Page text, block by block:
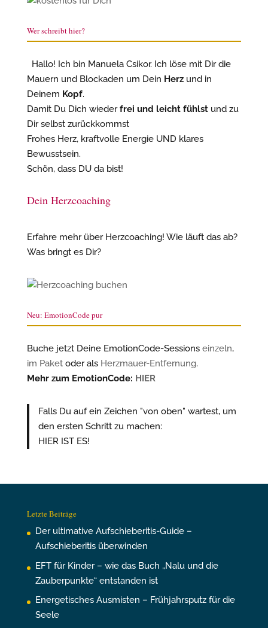
Wer schreibt hier?
Hallo! Ich bin Manuela Csikor. Ich löse mit Dir die
Mauern und Blockaden um Dein Herzund in
Deinem Kopf.
Damit Du Dich wiederfrei und leicht fühlstund zu
Dir selbst zurückkommst
Frohes Herz, kraftvolle Energie UND klares
Bewusstsein.
Schön, dass DU da bist!
Dein Herzcoaching
Erfahre mehr über Herzcoaching! Wie läuft das ab?
Was bringt es Dir?
Neu: EmotionCode pur
Buche jetzt Deine EmotionCode-Sessions einzeln,
im Paketoder als Herzmauer-Entfernung.
Mehr zum EmotionCode: HIER
Falls Du auf ein Zeichen "von oben" wartest, um
den ersten Schritt zu machen:
HIER IST ES!
Letzte Beiträge
Der ultimative Aufschieberitis-Guide –
Aufschieberitis überwinden
EFT für Kinder – wie das Buch „Nalu und die
Zauberpunkte“ entstanden ist
Energetisches Ausmisten – Frühjahrsputz für die
Seele